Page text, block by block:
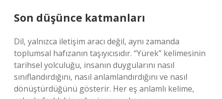
Son düşünce katmanları
Dil, yalnızca iletişim aracı değil, aynı zamanda
toplumsal hafızanın taşıyıcısıdır. “Yürek” kelimesinin
tarihsel yolculuğu, insanın duygularını nasıl
sınıflandırdığını, nasıl anlamlandırdığını ve nasıl
dönüştürdüğünü gösterir. Her eş anlamlı kelime,